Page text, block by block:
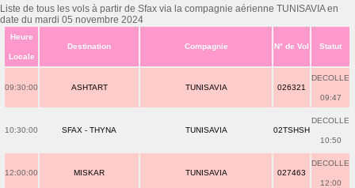
Liste de tous les vols à partir de Sfax via la compagnie aérienne TUNISAVIA en
date du mardi 05 novembre 2024
Heure
Locale
Destination Compagnie N° de Vol Statut
09:30:00 ASHTART TUNISAVIA 026321
DECOLLE
09:47
10:30:00 SFAX - THYNA TUNISAVIA 02TSHSH
DECOLLE
10:50
12:00:00 MISKAR TUNISAVIA 027463
DECOLLE
12:00